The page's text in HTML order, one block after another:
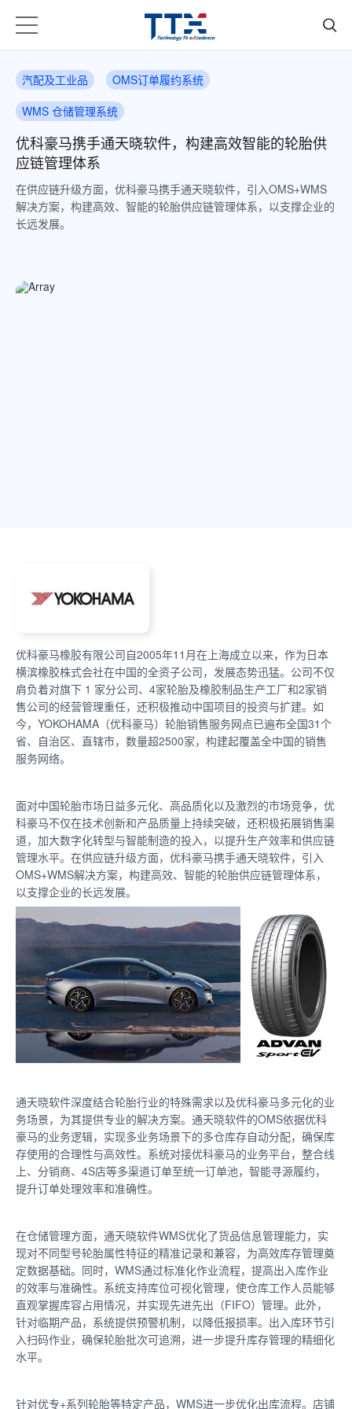
汽配及工业品
OMS订单履约系统
WMS 仓储管理系统
优科豪马携手通天晓软件，构建高效智能的轮胎供
应链管理体系
在供应链升级方面，优科豪马携手通天晓软件，引入OMS+WMS
解决方案，构建高效、智能的轮胎供应链管理体系，以支撑企业的
长远发展。
优科豪马橡胶有限公司自2005年11月在上海成立以来，作为日本
横滨橡胶株式会社在中国的全资子公司，发展态势迅猛。公司不仅
肩负着对旗下 1 家分公司、4家轮胎及橡胶制品生产工厂和2家销
售公司的经营管理重任，还积极推动中国项目的投资与扩建。如
今，YOKOHAMA（优科豪马）轮胎销售服务网点已遍布全国31个
省、自治区、直辖市，数量超2500家，构建起覆盖全中国的销售
服务网络。
面对中国轮胎市场日益多元化、高品质化以及激烈的市场竞争，优
科豪马不仅在技术创新和产品质量上持续突破，还积极拓展销售渠
道，加大数字化转型与智能制造的投入，以提升生产效率和供应链
管理水平。在供应链升级方面，优科豪马携手通天晓软件，引入
OMS+WMS解决方案，构建高效、智能的轮胎供应链管理体系，
以支撑企业的长远发展。
通天晓软件深度结合轮胎行业的特殊需求以及优科豪马多元化的业
务场景，为其提供专业的解决方案。通天晓软件的OMS依据优科
豪马的业务逻辑，实现多业务场景下的多仓库存自动分配，确保库
存使用的合理性与高效性。系统对接优科豪马的业务平台，整合线
上、分销商、4S店等多渠道订单至统一订单池，智能寻源履约，
提升订单处理效率和准确性。
在仓储管理方面，通天晓软件WMS优化了货品信息管理能力，实
现对不同型号轮胎属性特征的精准记录和兼容，为高效库存管理奠
定数据基础。同时，WMS通过标准化作业流程，提高出入库作业
的效率与准确性。系统支持库位可视化管理，使仓库工作人员能够
直观掌握库容占用情况，并实现先进先出（FIFO）管理。此外，
针对临期产品，系统提供预警机制，以降低报损率。出入库环节引
入扫码作业，确保轮胎批次可追溯，进一步提升库存管理的精细化
水平。
针对优专+系列轮胎等特定产品，WMS进一步优化出库流程。店铺